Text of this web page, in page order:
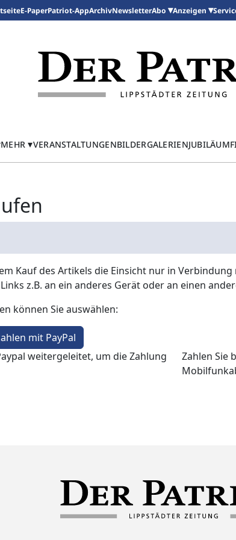
E-PaperPatriot-AppArchivNewsletterAbo Anzeigen
MEHR VERANSTALTUNGENBILDERGALERIENJUBILÄUM
Kauf des Artikels die Einsicht nur in
z.B. an ein anderes Gerät oder an einen
können Sie auswählen:
mit PayPal
weitergeleitet, um die Zahlung
Zahlen Sie